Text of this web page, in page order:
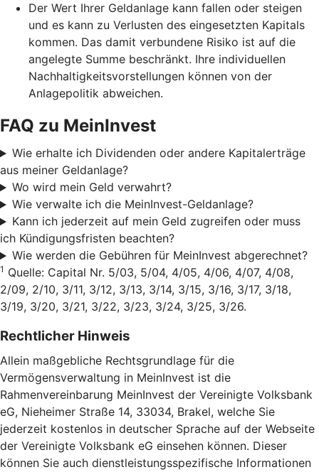
Der Wert Ihrer Geldanlage kann fallen oder steigen
und es kann zu Verlusten des eingesetzten Kapitals
kommen. Das damit verbundene Risiko ist auf die
angelegte Summe beschränkt. Ihre individuellen
Nachhaltigkeitsvorstellungen können von der
Anlagepolitik abweichen.
FAQ zu MeinInvest
Wie erhalte ich Dividenden oder andere Kapitalerträge
aus meiner Geldanlage?
Wo wird mein Geld verwahrt?
Wie verwalte ich die MeinInvest-Geldanlage?
Kann ich jederzeit auf mein Geld zugreifen oder muss
ich Kündigungsfristen beachten?
Wie werden die Gebühren für MeinInvest abgerechnet?
1 Quelle: Capital Nr. 5/03, 5/04, 4/05, 4/06, 4/07, 4/08,
2/09, 2/10, 3/11, 3/12, 3/13, 3/14, 3/15, 3/16, 3/17, 3/18,
3/19, 3/20, 3/21, 3/22, 3/23, 3/24, 3/25, 3/26.
Rechtlicher Hinweis
Allein maßgebliche Rechtsgrundlage für die
Vermögensverwaltung in MeinInvest ist die
Rahmenvereinbarung MeinInvest der Vereinigte Volksbank
eG, Nieheimer Straße 14, 33034, Brakel, welche Sie
jederzeit kostenlos in deutscher Sprache auf der Webseite
der Vereinigte Volksbank eG einsehen können. Dieser
können Sie auch dienstleistungsspezifische Informationen